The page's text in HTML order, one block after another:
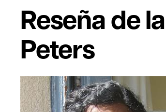
Reseña de
Peters